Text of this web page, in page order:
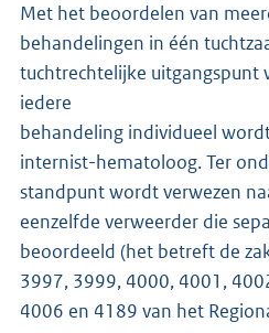
Met het beoordelen van
behandelingen in één
tuchtrechtelijke uitgangspunt
iedere
behandeling individueel
internist-hematoloog. Ter
standpunt wordt verwezen
eenzelfde verweerder die
beoordeeld (het betreft de
3997, 3999, 4000, 4001,
4006 en 4189 van het